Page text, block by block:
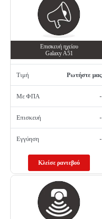
Επισκευή ηχείου
Galaxy A51
Τιμή Ρωτήστε μας
Με ΦΠΑ -
Επισκευή -
Εγγύηση -
Κλείσε ραντεβού